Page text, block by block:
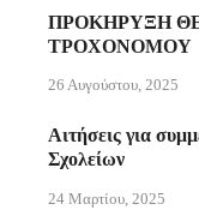
ΠΡΟΚΗΡΥΞΗ
ΤΡΟΧΟΝΟΜΟΥ
26 Αυγούστου, 2025
Αιτήσεις για
Σχολείων
24 Μαρτίου, 2025